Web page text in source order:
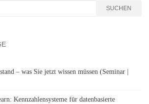
SUCHEN
– was Sie jetzt wissen müssen (Seminar |
Kennzahlensysteme für datenbasierte